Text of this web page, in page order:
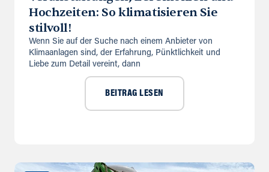
Hochzeiten: So klimatisieren Sie
stilvoll!
Wenn Sie auf der Suche nach einem Anbieter von
Klimaanlagen sind, der Erfahrung, Pünktlichkeit und
Liebe zum Detail vereint, dann
BEITRAG LESEN